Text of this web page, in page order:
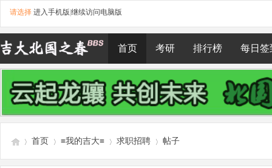
请选择 进入手机版 继续访问电脑版
首页 考研 排行榜 每日签
首页 ≡我的吉大≡ 求职招聘 帖子